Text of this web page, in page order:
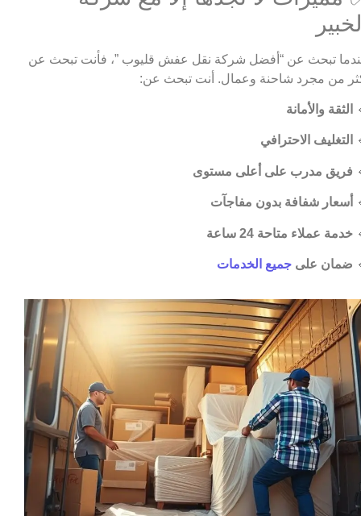
تبحث عن “أفضل شركة نقل عفش قليوب ”، فأنت تبحث عن
من مجرد شاحنة وعمال. أنت تبحث عن:
الثقة والأمانة
التغليف الاحترافي
فريق مدرب على أعلى مستوى
أسعار شفافة بدون مفاجآت
خدمة عملاء متاحة 24 ساعة
ضمان على جميع الخدمات